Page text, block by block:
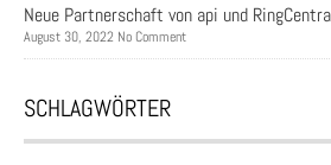
Neue Partnerschaft von api und
August 30, 2022 No Comment
SCHLAGWÖRTER